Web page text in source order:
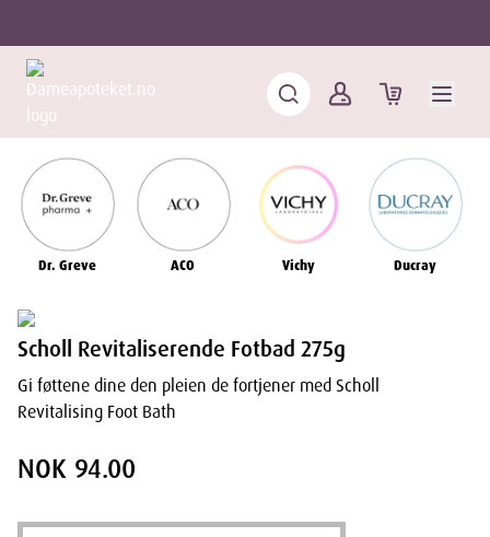
Dr. Greve ACO Vichy Ducray
Scholl Revitaliserende Fotbad 275g
Gi føttene dine den pleien de fortjener med Scholl
Revitalising Foot Bath
NOK 94.00